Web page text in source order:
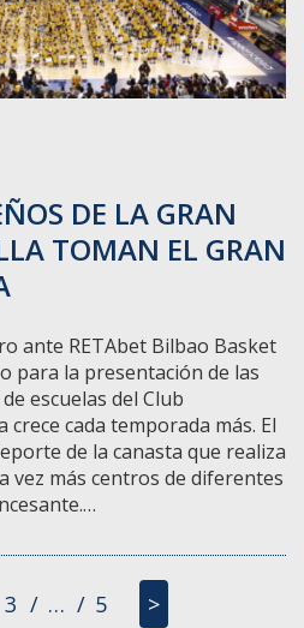
DE LA GRAN
TOMAN EL GRAN
ante RETAbet Bilbao Basket
para la presentación de las
escuelas del Club
crece cada temporada más. El
de la canasta que realiza
vez más centros de diferentes
3 … 5 >